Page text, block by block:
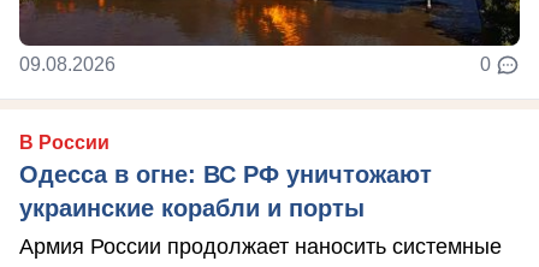
09.08.2026 0
В России
Одесса в огне: ВС РФ уничтожают
украинские корабли и порты
Армия России продолжает наносить системные